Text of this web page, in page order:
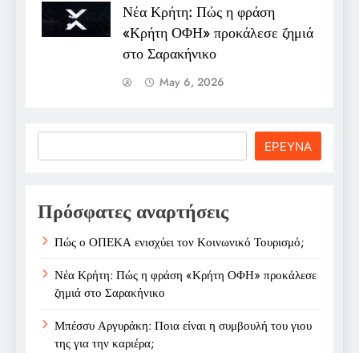
Νέα Κρήτη: Πώς η φράση
«Κρήτη ΟΦΗ» προκάλεσε ζημιά
στο Σαρακήνικο
May 6, 2026
ΕΡΕΥΝΑ
Πρόσφατες αναρτήσεις
Πώς ο ΟΠΕΚΑ ενισχύει τον Κοινωνικό Τουρισμό;
Νέα Κρήτη: Πώς η φράση «Κρήτη ΟΦΗ» προκάλεσε
ζημιά στο Σαρακήνικο
Μπέσσυ Αργυράκη: Ποια είναι η συμβουλή του γιου
της για την καριέρα;